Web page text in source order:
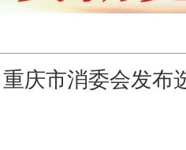
庆市消委会发布